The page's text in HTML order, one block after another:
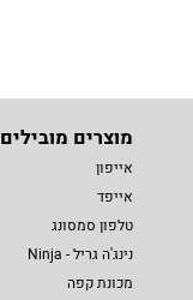
מוצרים מובילים
אייפון
אייפד
טלפון סמסונג
נינג'ה גריל - Ninja
מכונת קפה